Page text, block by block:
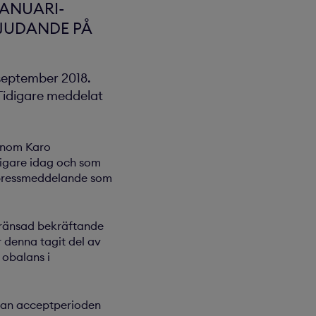
PÅ
2018.
meddelat
Karo
idag och som
som
bekräftande
denna tagit del av
i
acceptperioden